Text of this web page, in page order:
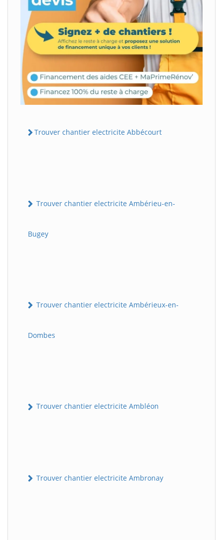
Trouver chantier electricite Abbécourt
Trouver chantier electricite Ambérieu-en-
Bugey
Trouver chantier electricite Ambérieux-en-
Dombes
Trouver chantier electricite Ambléon
Trouver chantier electricite Ambronay